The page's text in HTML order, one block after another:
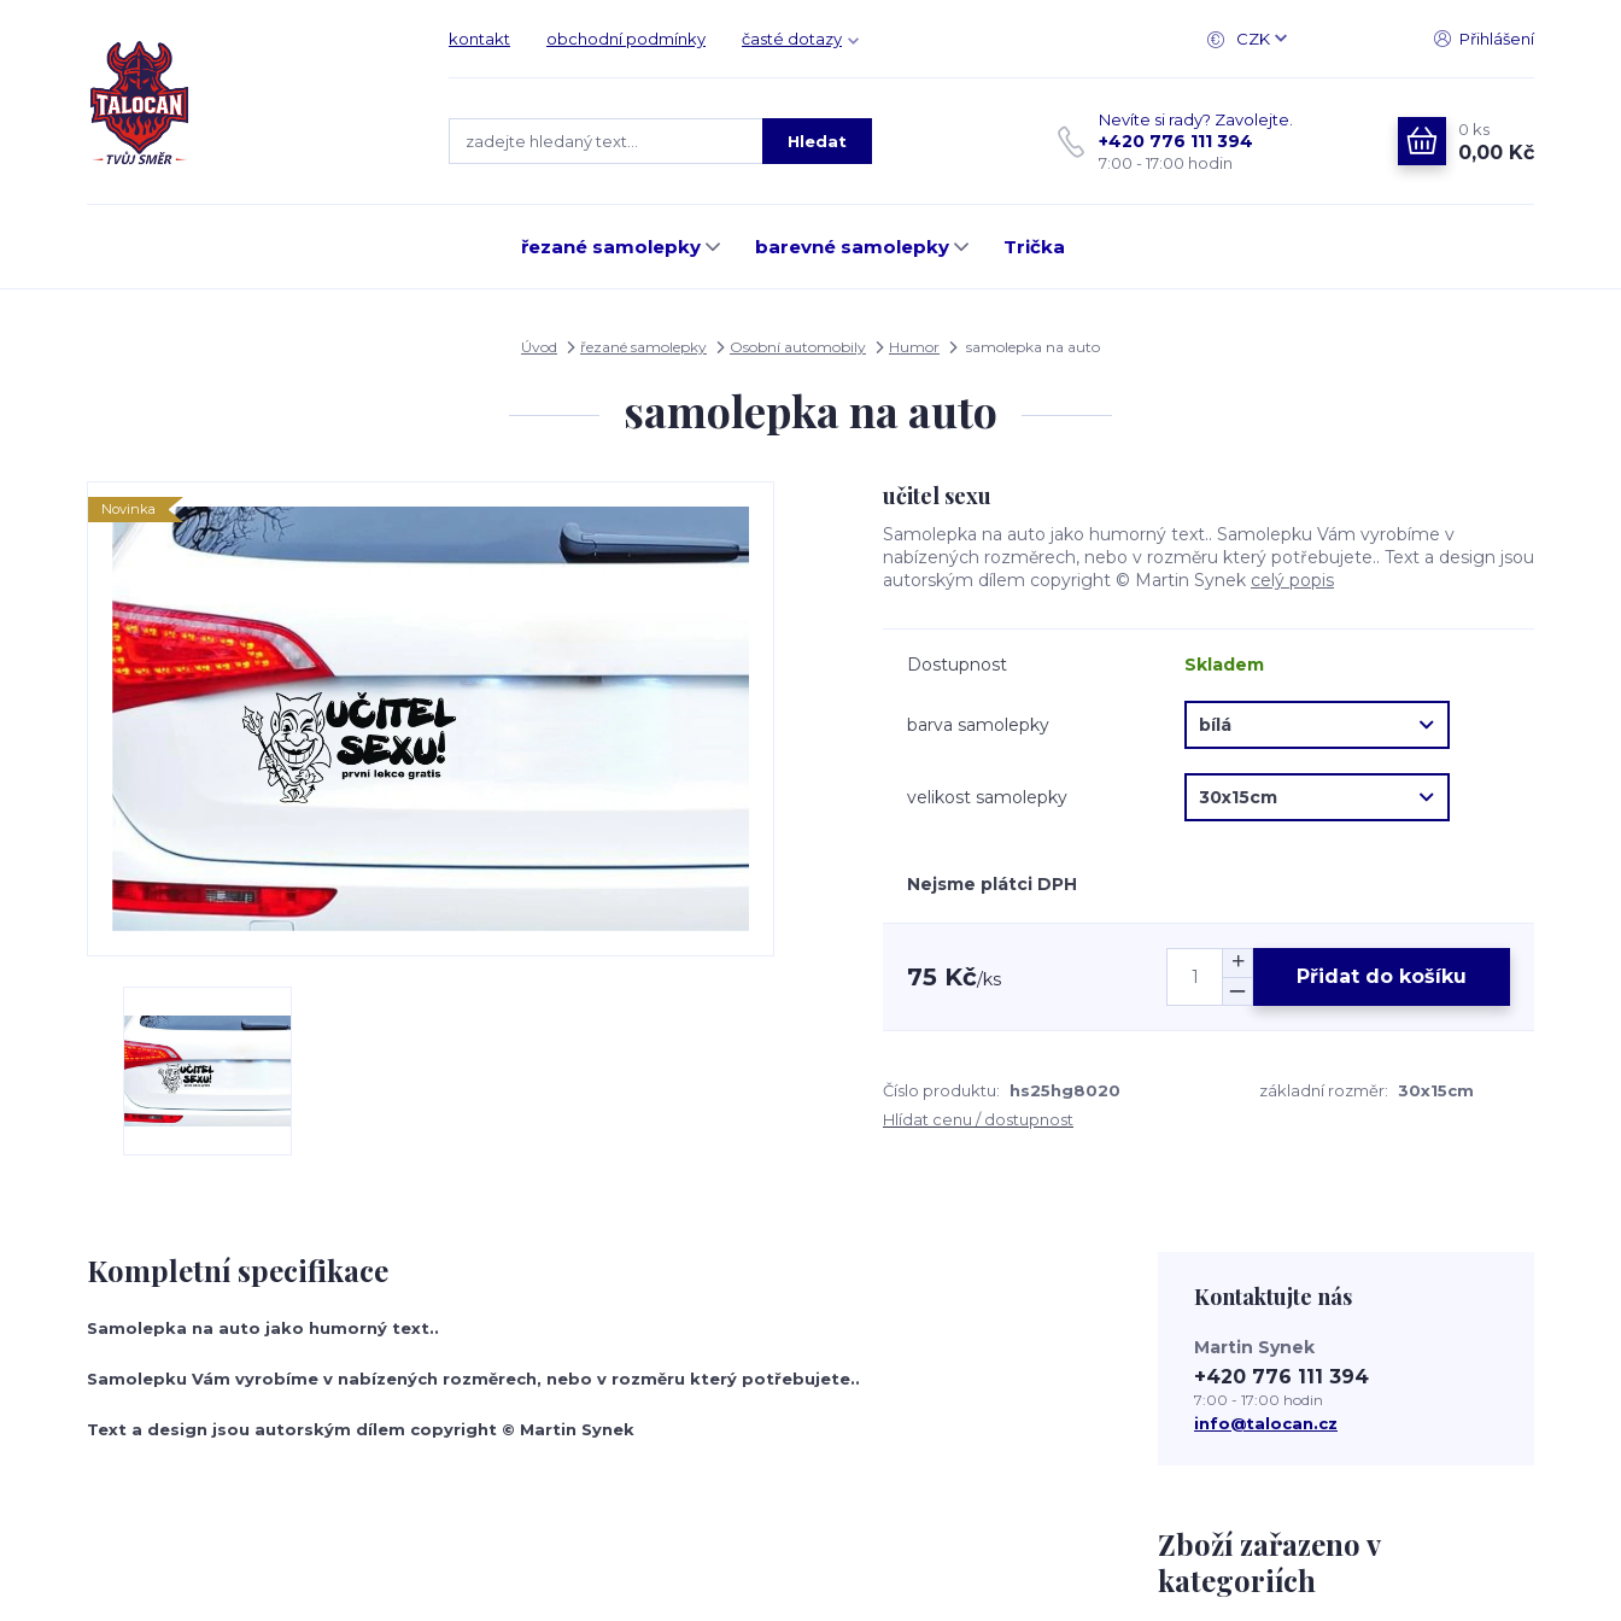
kontakt obchodní podmínky časté dotazy CZK Přihlášení
Hledat
Nevíte si rady? Zavolejte.
+420 776 111 394
7:00 - 17:00 hodin
0 ks
0,00 Kč
řezané samolepky barevné samolepky Trička
Úvod řezané samolepky Osobní automobily Humor samolepka na auto
samolepka na auto
Novinka učitel sexu
Samolepka na auto jako humorný text.. Samolepku Vám vyrobíme v
nabízených rozměrech, nebo v rozměru který potřebujete.. Text a design jsou
autorským dílem copyright © Martin Synek celý popis
Dostupnost Skladem
barva samolepky
velikost samolepky
Nejsme plátci DPH
75 Kč/ks Přidat do košíku
Číslo produktu: hs25hg8020 základní rozměr: 30x15cm
Hlídat cenu / dostupnost
Kompletní specifikace
Samolepka na auto jako humorný text..
Samolepku Vám vyrobíme v nabízených rozměrech, nebo v rozměru který potřebujete..
Text a design jsou autorským dílem copyright © Martin Synek
Zboží zařazeno v
kategoriích
Kontaktujte nás
Martin Synek
+420 776 111 394
7:00 - 17:00 hodin
info@talocan.cz